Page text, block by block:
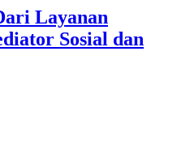
Layanan
Sosial dan